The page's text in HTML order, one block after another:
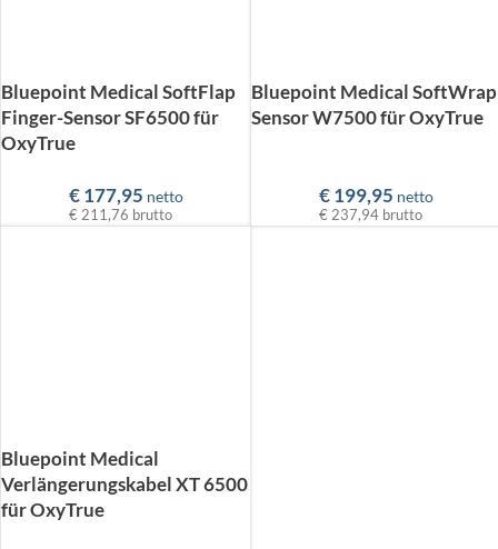
Bluepoint Medical SoftFlap
Finger-Sensor SF6500 für
OxyTrue
€177,95 netto
€ 211,76 brutto
Bluepoint Medical SoftWrap
Sensor W7500 für OxyTrue
€199,95 netto
€ 237,94 brutto
Bluepoint Medical
Verlängerungskabel XT 6500
für OxyTrue